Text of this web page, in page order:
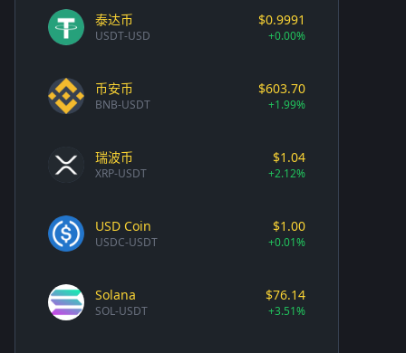
泰达币
USDT-USD
$0.9991
+0.00%
币安币
BNB-USDT
$603.70
+1.99%
瑞波币
XRP-USDT
$1.04
+2.12%
USD Coin
USDC-USDT
$1.00
+0.01%
Solana
SOL-USDT
$76.14
+3.51%